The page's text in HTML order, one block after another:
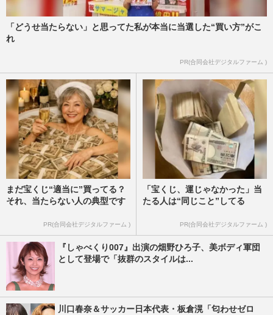
「どうせ当たらない」と思ってた私が本当に当選した“買い方”がこ
れ
PR(合同会社デジタルファーム )
まだ宝くじ“適当に”買ってる？
それ、当たらない人の典型です
PR(合同会社デジタルファーム )
「宝くじ、運じゃなかった」当
たる人は“同じこと”してる
PR(合同会社デジタルファーム )
『しゃべくり007』出演の畑野ひろ子、美ボディ軍団
として登場で「抜群のスタイルは...
川口春奈＆サッカー日本代表・板倉滉「匂わせゼロ